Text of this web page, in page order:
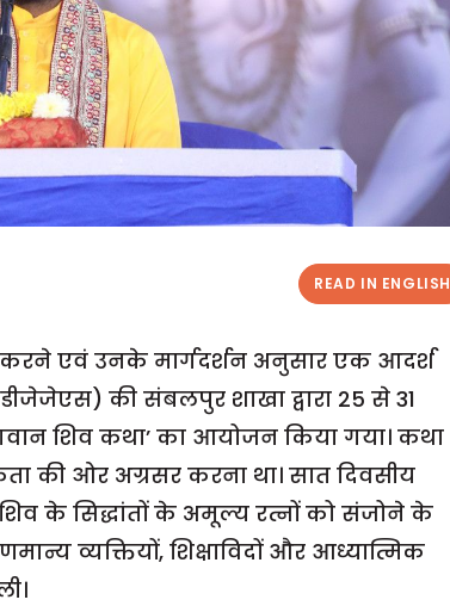
READ IN ENGLISH
एवं उनके मार्गदर्शन अनुसार एक आदर्श
की संबलपुर शाखा द्वारा 25 से 31
शिव कथा’ का आयोजन किया गया। कथा
की ओर अग्रसर करना था। सात दिवसीय
के सिद्धांतों के अमूल्य रत्नों को संजोने के
व्यक्तियों, शिक्षाविदों और आध्यात्मिक